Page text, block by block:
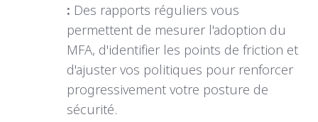
: Des rapports réguliers vous
permettent de mesurer l'adoption du
MFA, d'identifier les points de friction et
d'ajuster vos politiques pour renforcer
progressivement votre posture de
sécurité.